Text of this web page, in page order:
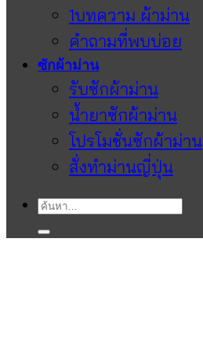
1บทความ ผ้าม่าน
คำถามที่พบบ่อย
ซักผ้าม่าน
รับซักผ้าม่าน
น้ำยาซักผ้าม่าน
โปรโมชั่นซักผ้าม่าน
สั่งทำม่านญี่ปุ่น
ค้นหา: